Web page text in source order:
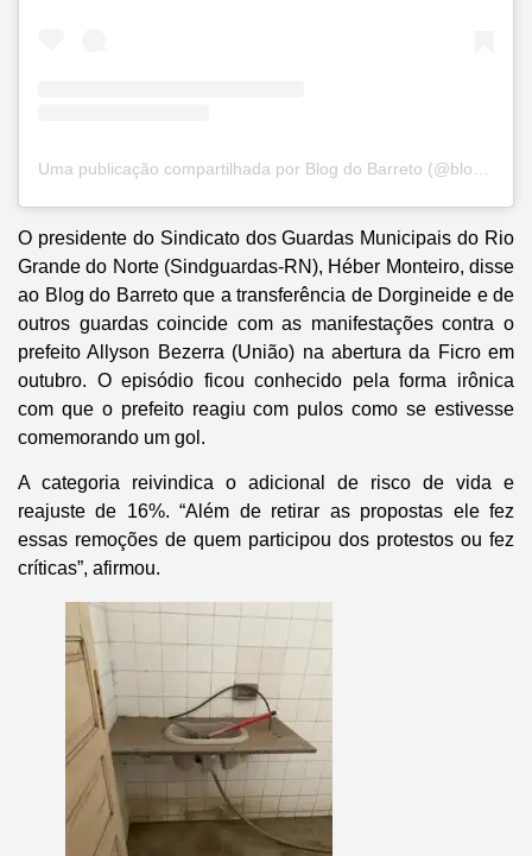
Uma publicação compartilhada por Blog do Barreto (@blogdobarreto)
O presidente do Sindicato dos Guardas Municipais do Rio
Grande do Norte (Sindguardas-RN), Héber Monteiro, disse
ao Blog do Barretoque a transferência de Dorgineide e de
outros guardas coincide com as manifestações contra o
prefeito Allyson Bezerra (União) na abertura da Ficro em
outubro. O episódio ficou conhecido pela forma irônica
com que o prefeito reagiu com pulos como se estivesse
comemorando um gol.
A categoria reivindica o adicional de risco de vida e
reajuste de 16%. “Além de retirar as propostas ele fez
essas remoções de quem participou dos protestos ou fez
críticas”, afirmou.